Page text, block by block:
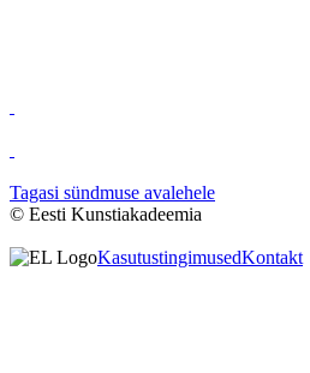
Tagasi sündmuse avalehele
© Eesti Kunstiakadeemia
KasutustingimusedKontakt